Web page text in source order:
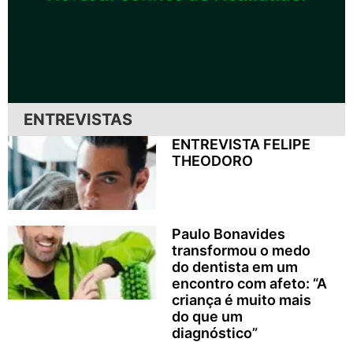
ENTREVISTAS
ENTREVISTA FELIPE
THEODORO
Paulo Bonavides
transformou o medo
do dentista em um
encontro com afeto: “A
criança é muito mais
do que um
diagnóstico”